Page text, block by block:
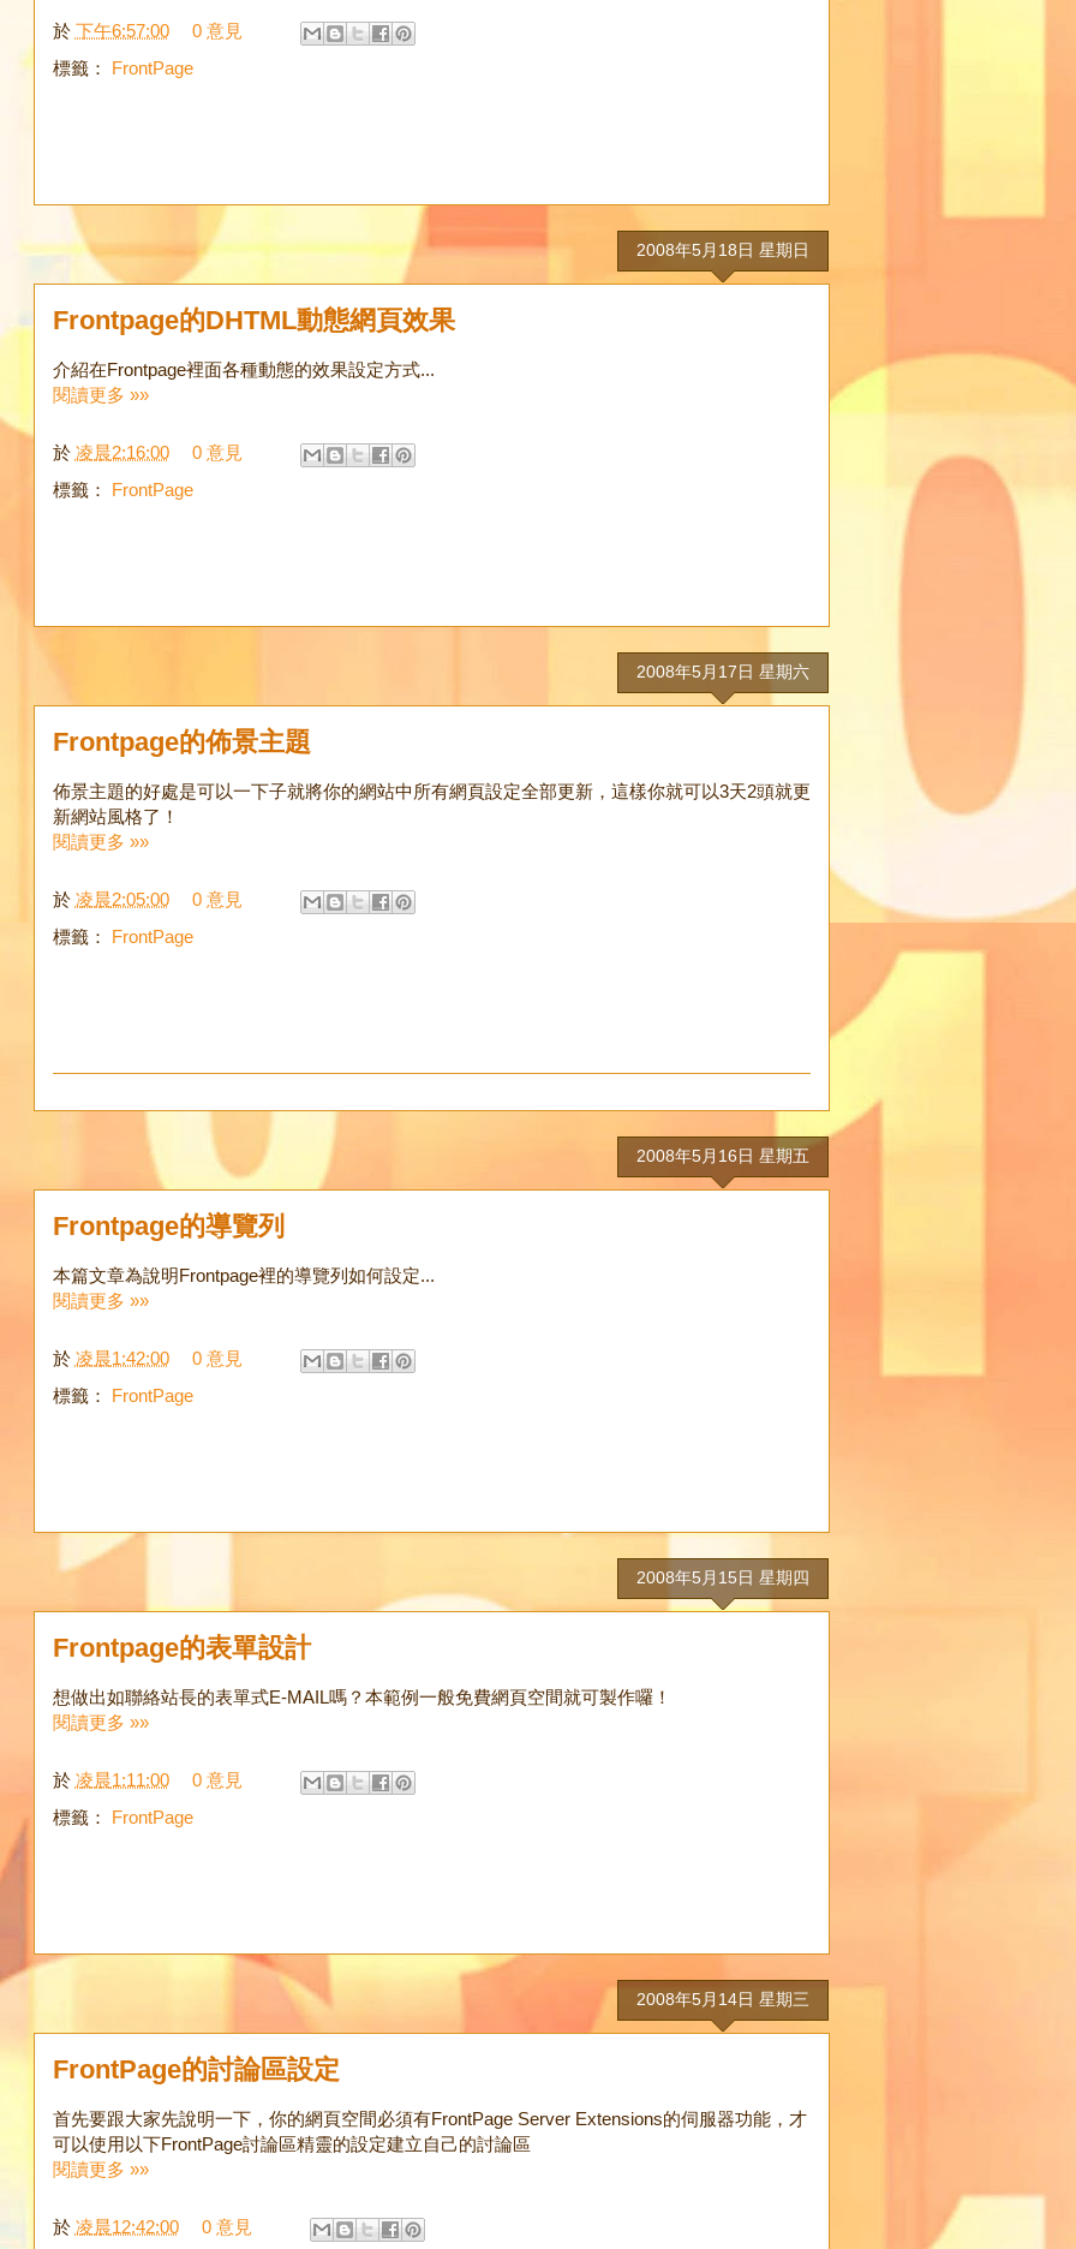
於 下午6:57:00
0 意見
標籤： FrontPage
2008年5月18日 星期日
Frontpage的DHTML動態網頁效果
介紹在Frontpage裡面各種動態的效果設定方式...
閱讀更多 »»
於 凌晨2:16:00
0 意見
標籤： FrontPage
2008年5月17日 星期六
Frontpage的佈景主題
佈景主題的好處是可以一下子就將你的網站中所有網頁設定全部更新，這樣你就可以3天2頭就更
新網站風格了！
閱讀更多 »»
於 凌晨2:05:00
0 意見
標籤： FrontPage
2008年5月16日 星期五
Frontpage的導覽列
本篇文章為說明Frontpage裡的導覽列如何設定...
閱讀更多 »»
於 凌晨1:42:00
0 意見
標籤： FrontPage
2008年5月15日 星期四
Frontpage的表單設計
想做出如聯絡站長的表單式E-MAIL嗎？本範例一般免費網頁空間就可製作囉！
閱讀更多 »»
於 凌晨1:11:00
0 意見
標籤： FrontPage
2008年5月14日 星期三
FrontPage的討論區設定
首先要跟大家先說明一下，你的網頁空間必須有FrontPage Server Extensions的伺服器功能，才
可以使用以下FrontPage討論區精靈的設定建立自己的討論區
閱讀更多 »»
於 凌晨12:42:00 0 意見